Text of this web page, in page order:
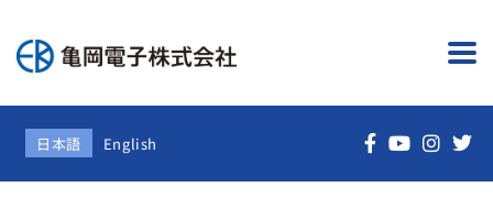
日本語 English